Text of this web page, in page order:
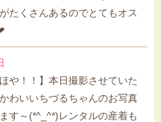
たくさんあるのでとてもオス
や！！】本日撮影させていた
わいいちづるちゃんのお写真
す～(*^_^*)レンタルの産着も